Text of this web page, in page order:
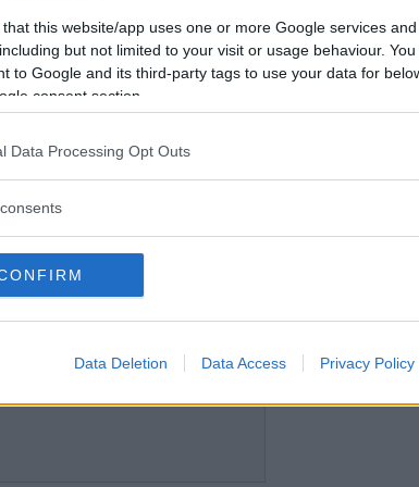
that this website/app uses one or more Google services
but not limited to your visit or usage behaviour.
to Google and its third-party tags to use your data for
consent section.
Data Processing Opt Outs
Data Deletion Data Access Privacy Policy
2021-01-21 01:53
Vill du bli
medlem?